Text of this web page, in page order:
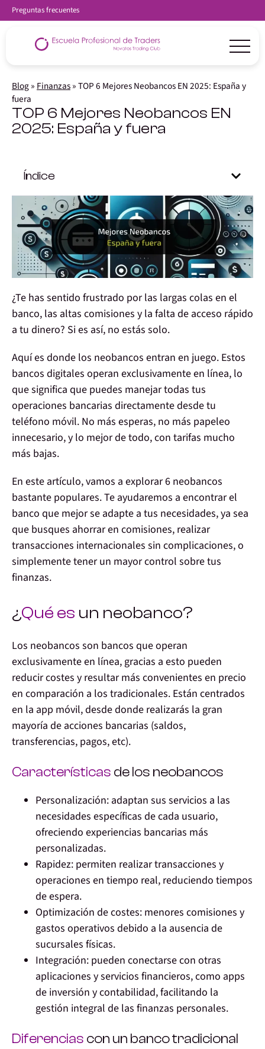
Preguntas frecuentes
Blog» Finanzas»TOP 6 Mejores Neobancos EN 2025: España y
fuera
TOP 6 Mejores Neobancos EN
2025: España y fuera
Índice
¿Te has sentido frustrado por las largas colas en el
banco, las altas comisiones y la falta de acceso rápido
a tu dinero? Si es así, no estás solo.
Aquí es donde los neobancos entran en juego. Estos
bancos digitales operan exclusivamente en línea, lo
que significa que puedes manejar todas tus
operaciones bancarias directamente desde tu
teléfono móvil. No más esperas, no más papeleo
innecesario, y lo mejor de todo, con tarifas mucho
más bajas.
En este artículo,vamos a explorar 6 neobancos
bastante populares. Te ayudaremos a encontrar el
banco que mejor se adapte a tus necesidades, ya sea
que busques ahorrar en comisiones, realizar
transacciones internacionales sin complicaciones, o
simplemente tener un mayor control sobre tus
finanzas.
¿Qué es un neobanco?
Los neobancos son bancos que operan
exclusivamente en línea, gracias a esto pueden
reducir costes y resultar más convenientes en precio
en comparación a los tradicionales. Están centrados
en la app móvil, desde donde realizarás la gran
mayoría de acciones bancarias (saldos,
transferencias, pagos, etc).
Características de los neobancos
Personalización: adaptan sus servicios a las
necesidades específicas de cada usuario,
ofreciendo experiencias bancarias más
personalizadas.
Rapidez: permiten realizar transacciones y
operaciones en tiempo real, reduciendo tiempos
de espera.
Optimización de costes: menores comisiones y
gastos operativos debido a la ausencia de
sucursales físicas.
Integración: pueden conectarse con otras
aplicaciones y servicios financieros, como apps
de inversión y contabilidad, facilitando la
gestión integral de las finanzas personales.
Diferencias con un banco tradicional